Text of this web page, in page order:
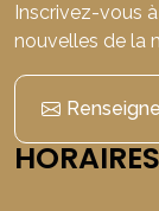
Inscrivez-vous
nouvelles de la